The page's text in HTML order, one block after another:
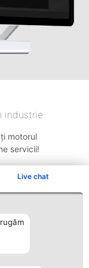
Live chat
industrie
motorul
servicii!